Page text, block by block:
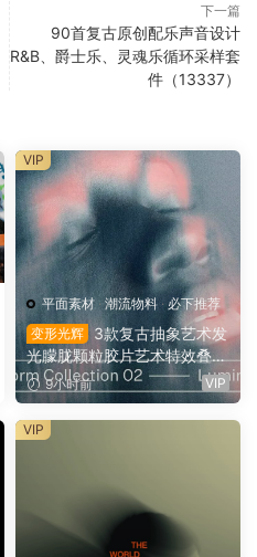
下一篇
90首复古原创配乐声音设计
R&B、爵士乐、灵魂乐循环采样套
件（13337）
平面素材 · 潮流物料 · 必下推荐
变形光辉
3款复古抽象艺术发
光朦胧颗粒胶片艺术特效叠加
PSD特效样机组合 Orbyt Stu
dio – Transform Collection 0
2 – Luminous（16162）
9小时前 VIP
VIP
VIP